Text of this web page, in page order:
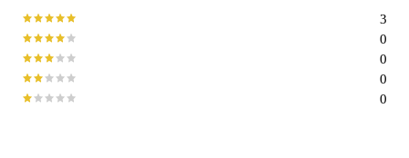
0
0
0
0
3